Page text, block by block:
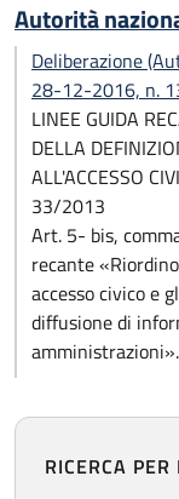
Autorità
Deliberazione
28-12-2016, n.
LINEE GUIDA
DELLA
ALL'ACCESSO
33/2013
Art. 5- bis,
recante
accesso civico e
diffusione di
amministrazioni».
RICERCA